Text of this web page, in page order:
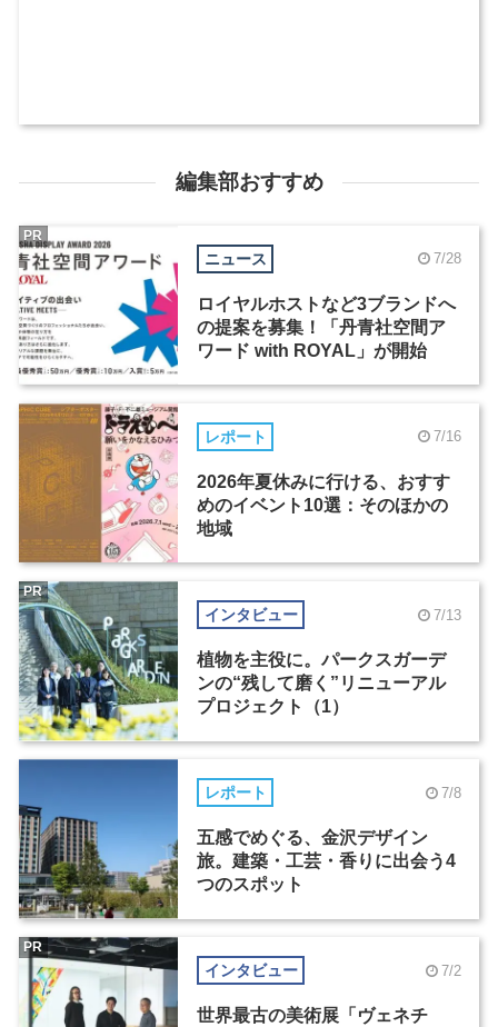
編集部おすすめ
ニュース 7/28
ロイヤルホストなど3ブランドへ
の提案を募集！「丹青社空間ア
ワード with ROYAL」が開始
PR
レポート 7/16
2026年夏休みに行ける、おすす
めのイベント10選：そのほかの
地域
インタビュー 7/13
植物を主役に。パークスガーデ
ンの“残して磨く”リニューアル
プロジェクト（1）
PR
レポート 7/8
五感でめぐる、金沢デザイン
旅。建築・工芸・香りに出会う4
つのスポット
インタビュー 7/2
世界最古の美術展「ヴェネチ
PR